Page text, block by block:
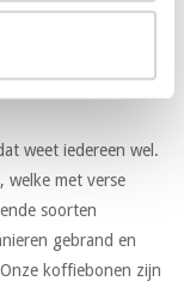
weet iedereen wel.
welke met verse
soorten
gebrand en
koffiebonen zijn